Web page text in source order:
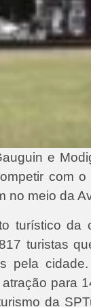
e
com
meio da
turístico da
turistas
pela
para
da